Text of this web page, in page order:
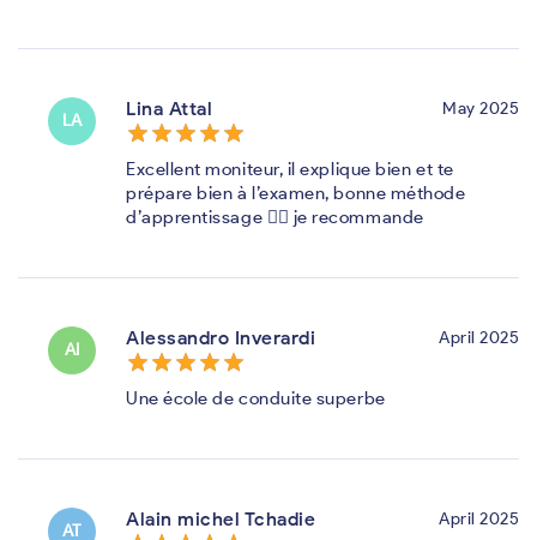
LA
Lina Attal
star_border
star star_border
star star_border
star star_border
star star_border
star
May 2025
Excellent moniteur, il explique bien et te
prépare bien à l’examen, bonne méthode
d’apprentissage 👍🏻 je recommande
AI
Alessandro Inverardi
star_border
star star_border
star star_border
star star_border
star star_border
star
April 2025
Une école de conduite superbe
AT
Alain michel Tchadie April 2025